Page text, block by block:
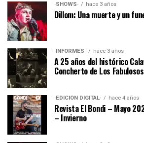
·SHOWS· hace 3 años
Dillom: Una muerte y un
·INFORMES· hace 3 años
A 25 años del histórico
Concherto de Los
·EDICIÓN DIGITAL· hace 4 años
Revista El Bondi – Mayo
– Invierno